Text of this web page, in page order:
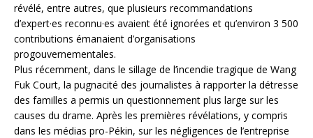
révélé, entre autres, que plusieurs recommandations
d’expert·es reconnu·es avaient été ignorées et qu’environ 3 500
contributions émanaient d’organisations
progouvernementales.
Plus récemment, dans le sillage de l’incendie tragique de Wang
Fuk Court, la pugnacité des journalistes à rapporter la détresse
des familles a permis un questionnement plus large sur les
causes du drame. Après les premières révélations, y compris
dans les médias pro-Pékin, sur les négligences de l’entreprise